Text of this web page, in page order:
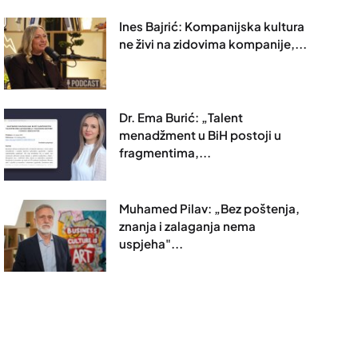
Ines Bajrić: Kompanijska kultura
ne živi na zidovima kompanije,...
Dr. Ema Burić: „Talent
menadžment u BiH postoji u
fragmentima,...
Muhamed Pilav: „Bez poštenja,
znanja i zalaganja nema
uspjeha"...